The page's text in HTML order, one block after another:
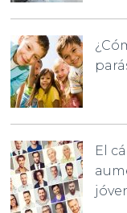
El